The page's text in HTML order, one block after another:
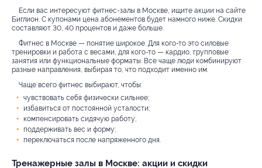
Если вас интересуют фитнес-залы в Москве, ищите акции на сайте
Биглион. С купонами цена абонементов будет намного ниже. Скидки
составляют 30, 40 процентов и даже больше.
Фитнес в Москве — понятие широкое. Для кого-то это силовые
тренировки и работа с весами, для кого-то — кардио, групповые
занятия или функциональные форматы. Все чаще люди комбинируют
разные направления, выбирая то, что подходит именно им.
Чаще всего фитнес выбирают, чтобы:
чувствовать себя физически сильнее;
избавиться от постоянной усталости;
компенсировать сидячую работу;
поддерживать вес и форму;
переключаться после напряженного дня.
Тренажерные залы в Москве: акции и скидки